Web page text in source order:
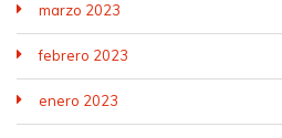
marzo 2023
febrero 2023
enero 2023